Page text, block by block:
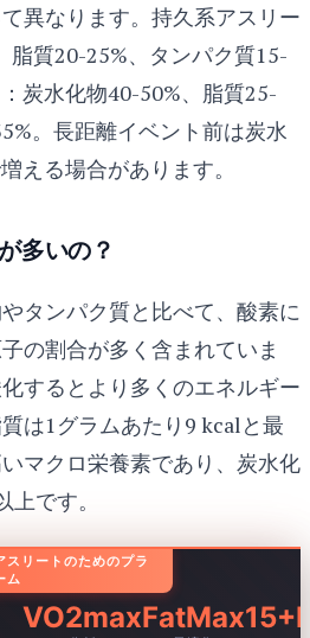
異なります。持久系アスリー
脂質20-25%、タンパク質15-
炭水化物40-50%、脂質25-
。長距離イベント前は炭水
える場合があります。
多いの？
タンパク質と比べて、酸素に
の割合が多く含まれていま
するとより多くのエネルギー
は1グラムあたり9 kcalと最
マクロ栄養素であり、炭水化
です。
スリートのためのプラ
ム
VO2maxFatMax15+